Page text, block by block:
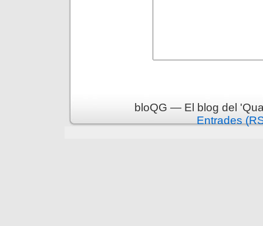
bloQG — El blog del
Entrades